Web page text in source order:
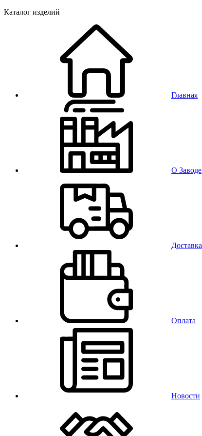
Каталог изделий
Главная
О Заводе
Доставка
Оплата
Новости